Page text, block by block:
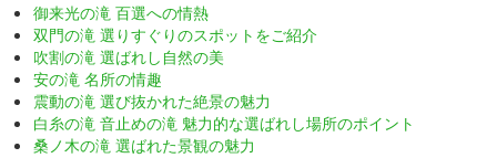
御来光の滝 百選への情熱
双門の滝 選りすぐりのスポットをご紹介
吹割の滝 選ばれし自然の美
安の滝 名所の情趣
震動の滝 選び抜かれた絶景の魅力
白糸の滝 音止めの滝 魅力的な選ばれし場所のポイント
桑ノ木の滝 選ばれた景観の魅力